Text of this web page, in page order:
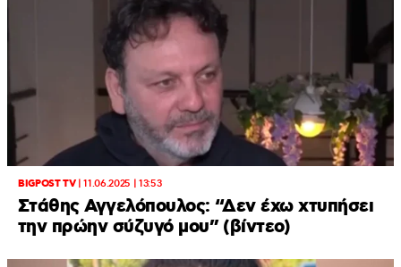
BIGPOST TV|11.06.2025 | 13:53
Στάθης Αγγελόπουλος: “Δεν έχω χτυπήσει
την πρώην σύζυγό μου” (βίντεο)